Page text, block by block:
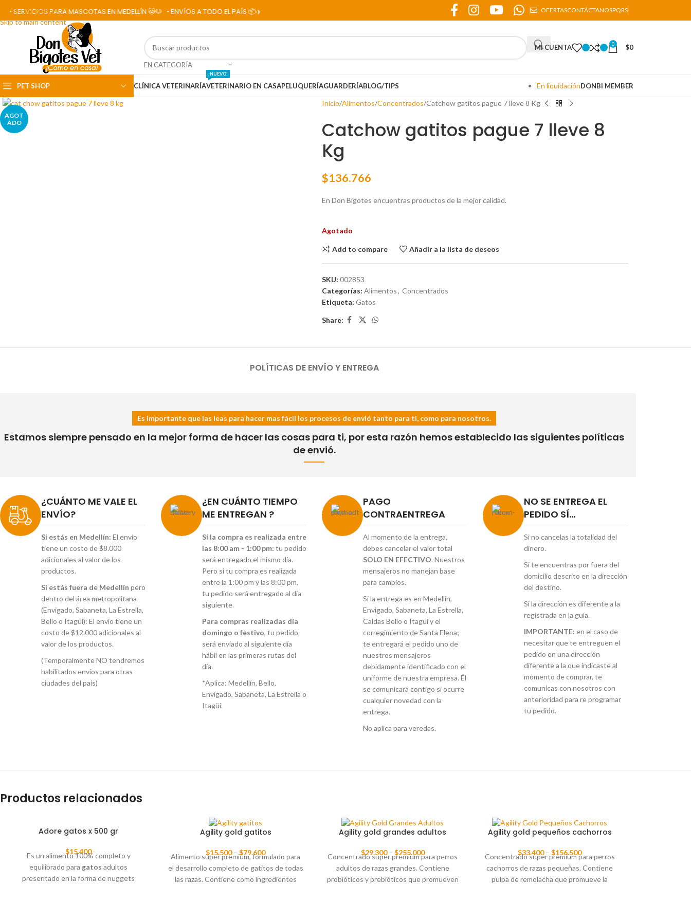
Skip to navigation
Skip to main content
PARA MASCOTAS EN MEDELLÍN 🐱🐶 • ENVÍOS A TODO EL PAÍS 📦✈️ OFERTASCONTÁCTANOSPQRS
EN CATEGORÍA
MI CUENTA 0 $0
PET SHOP CLÍNICA VETERINARÍAVETERINARIO EN CASA
¡NUEVO!
PELUQUERÍAGUARDERÍABLOG/TIPS En liquidaciónDONBI MEMBER
AGOT
ADO
Click para ampliar
Inicio Alimentos Concentrados Catchow gatitos pague 7 lleve 8 Kg
Catchow gatitos pague 7 lleve 8
Kg
$136.766
En Don Bigotes encuentras productos de la mejor calidad.
Agotado
Add to compare Añadir a la lista de deseos
SKU: 002853
Categorías: Alimentos, Concentrados
Etiqueta: Gatos
Share:
POLÍTICAS DE ENVÍO Y ENTREGA
Es importante que las leas para hacer mas fácil los procesos de envió tanto para ti, como para nosotros.
Estamos siempre pensado en la mejor forma de hacer las cosas para ti, por esta razón hemos establecido las siguientes políticas
de envió.
¿CUÁNTO ME VALE EL
ENVÍO?
Si estás en Medellín: El envío
tiene un costo de $8.000
adicionales al valor de los
productos.
Si estás fuera de Medellín pero
dentro del área metropolitana
(Envigado, Sabaneta, La Estrella,
Bello o Itagüí): El envío tiene un
costo de $12.000 adicionales al
valor de los productos.
(Temporalmente NO tendremos
habilitados envíos para otras
ciudades del país)
¿EN CUÁNTO TIEMPO
ME ENTREGAN ?
Sí la compra es realizada entre
las 8:00 am - 1:00 pm: tu pedido
será entregado el mismo día.
Pero si tu compra es realizada
entre la 1:00 pm y las 8:00 pm,
tu pedido será entregado al día
siguiente.
Para compras realizadas día
domingo o festivo, tu pedido
será enviado al siguiente día
hábil en las primeras rutas del
día.
*Aplica: Medellín, Bello,
Envigado, Sabaneta, La Estrella o
Itagüí.
PAGO
CONTRAENTREGA
Al momento de la entrega,
debes cancelar el valor total
SOLO EN EFECTIVO. Nuestros
mensajeros no manejan base
para cambios.
Si la entrega es en Medellín,
Envigado, Sabaneta, La Estrella,
Caldas Bello o Itagüí y el
corregimiento de Santa Elena;
te entregará el pedido uno de
nuestros mensajeros
debidamente identificado con el
uniforme de nuestra empresa. Él
se comunicará contigo si ocurre
cualquier novedad con la
entrega.
No aplica para veredas.
NO SE ENTREGA EL
PEDIDO SÍ...
Si no cancelas la totalidad del
dinero.
Si te encuentras por fuera del
domicilio descrito en la dirección
del destino.
Si la dirección es diferente a la
registrada en la guía.
IMPORTANTE: en el caso de
necesitar que te entreguen el
pedido en una dirección
diferente a la que indicaste al
momento de comprar, te
comunicas con nosotros con
anterioridad para re programar
tu pedido.
Productos relacionados
Adore gatos x 500 gr
$15.400
Es un alimento 100% completo y
equilibrado para gatos adultos
presentado en la forma de nuggets
Agility gold gatitos
$15.500 – $79.600
Alimento super premium, formulado para
el desarrollo completo de gatitos de todas
las razas. Contiene como ingredientes
Agility gold grandes adultos
$29.300 – $255.000
Concentrado super premium para perros
adultos de razas grandes. Contiene
probióticos y prebióticos que promueven
Agility gold pequeños cachorros
$33.400 – $156.500
Concentrado super premium para perros
cachorros de razas pequeñas. Contiene
pulpa de remolacha que promueve la